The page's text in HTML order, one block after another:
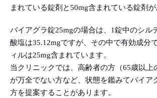
まれている錠剤と50mg含まれている錠剤が
バイアグラ錠25mgの場合は、1錠中のシル
酸塩は35.12mgですが、その中で有効成分
ィルは25mg含まれています。
当クリニックでは、高齢者の方（65歳以上
が万全でない方など、状態を鑑みてバイア
方を提案することがあります。